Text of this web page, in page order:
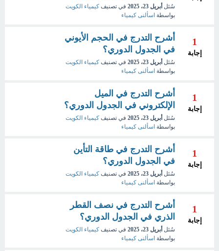
سُئل أبريل 23، 2025 في تصنيف كيمياء الكويت
بواسطة اسألنى كيمياء
1
إجابة
أشرح التدرج في الحجم الأيوني
في الجدول الدوري؟
سُئل أبريل 23، 2025 في تصنيف كيمياء الكويت
بواسطة اسألنى كيمياء
1
إجابة
أشرح التدرج في الميل
الإلكتروني في الجدول الدوري؟
سُئل أبريل 23، 2025 في تصنيف كيمياء الكويت
بواسطة اسألنى كيمياء
1
إجابة
أشرح التدرج في طاقة التأين
في الجدول الدوري؟
سُئل أبريل 23، 2025 في تصنيف كيمياء الكويت
بواسطة اسألنى كيمياء
1
إجابة
أشرح التدرج في نصف القطر
الذري في الجدول الدوري؟
سُئل أبريل 23، 2025 في تصنيف كيمياء الكويت
بواسطة اسألنى كيمياء